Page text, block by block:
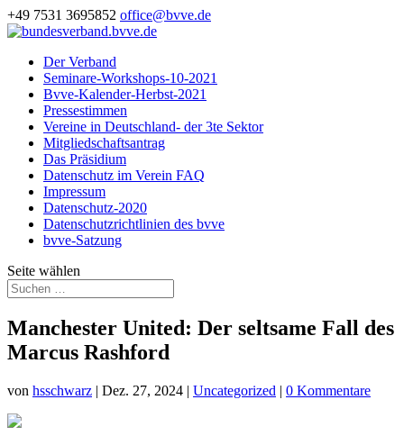
+49 7531 3695852 office@bvve.de
Der Verband
Seminare-Workshops-10-2021
Bvve-Kalender-Herbst-2021
Pressestimmen
Vereine in Deutschland- der 3te Sektor
Mitgliedschaftsantrag
Das Präsidium
Datenschutz im Verein FAQ
Impressum
Datenschutz-2020
Datenschutzrichtlinien des bvve
bvve-Satzung
Seite wählen
Manchester United: Der seltsame Fall des
Marcus Rashford
von hsschwarz | Dez. 27, 2024 | Uncategorized | 0 Kommentare